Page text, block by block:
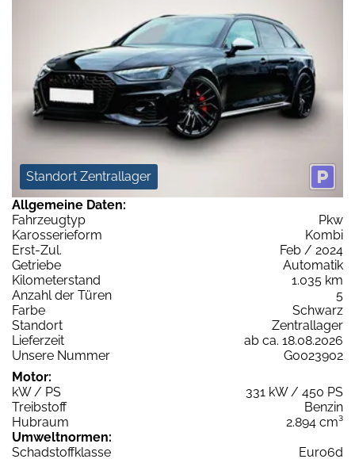
Standort Zentrallager
Allgemeine Daten:
Fahrzeugtyp
Pkw
Karosserieform
Kombi
Erst-Zul.
Feb / 2024
Getriebe
Automatik
Kilometerstand
1.035 km
Anzahl der Türen
5
Farbe
Schwarz
Standort
Zentrallager
Lieferzeit
ab ca. 18.08.2026
Unsere Nummer
G0023902
Motor:
kW / PS
331 kW / 450 PS
Treibstoff
Benzin
Hubraum
2.894 cm³
Umweltnormen:
Schadstoffklasse
Euro6d